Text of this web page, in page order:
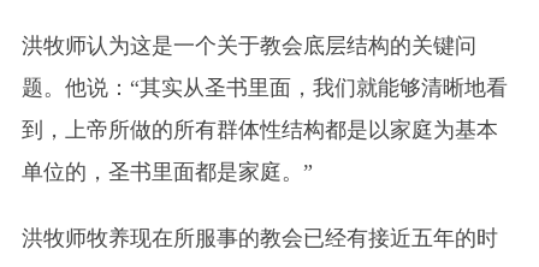
洪牧师认为这是一个关于教会底层结构的关键问
题。他说：“其实从圣书里面，我们就能够清晰地看
到，上帝所做的所有群体性结构都是以家庭为基本
单位的，圣书里面都是家庭。”
洪牧师牧养现在所服事的教会已经有接近五年的时